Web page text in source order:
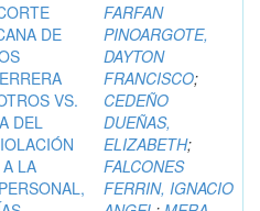
DE
VS.
DEL
LA
FARFAN
PINOARGOTE,
DAYTON
FRANCISCO;
CEDEÑO
DUEÑAS,
ELIZABETH;
FALCONES
FERRIN, IGNACIO